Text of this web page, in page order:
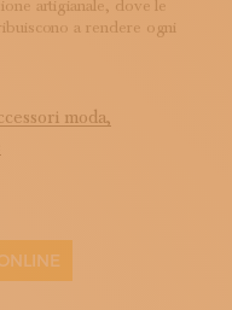
artigianale, dove le
a rendere ogni
moda,